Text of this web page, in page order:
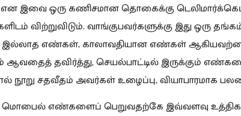
இவை ஒரு கணிசமான தொகைக்கு
விற்றுவிடும். வாங்குபவர்களுக்கு இது ஒரு
இல்லாத எண்கள், காலாவதியான எண்கள்
ஆவதைத் தவிர்த்து, செயல்பாட்டில் இருக்கும்
நூறு சதவீதம் அவர்கள் உழைப்பு, வியாபாரமாக
மொபைல் எண்களைப் பெறுவதற்கே இவ்வளவு